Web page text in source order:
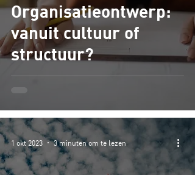
Organisatieontwerp:
vanuit cultuur of
structuur?
1 okt 2023 3 minuten om te lezen